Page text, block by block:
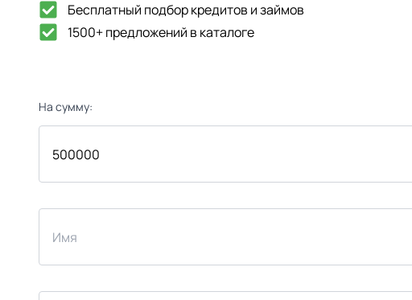
Бесплатный подбор кредитов и займов
1500+ предложений в каталоге
На сумму: